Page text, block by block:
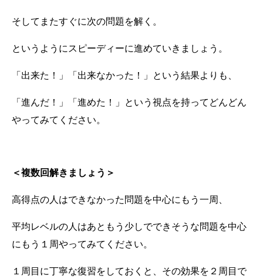
そしてまたすぐに次の問題を解く。
というようにスピーディーに進めていきましょう。
「出来た！」「出来なかった！」という結果よりも、
「進んだ！」「進めた！」という視点を持ってどんどん
やってみてください。
＜複数回解きましょう＞
高得点の人はできなかった問題を中心にもう一周、
平均レベルの人はあともう少しでできそうな問題を中心
にもう１周やってみてください。
１周目に丁寧な復習をしておくと、その効果を２周目で